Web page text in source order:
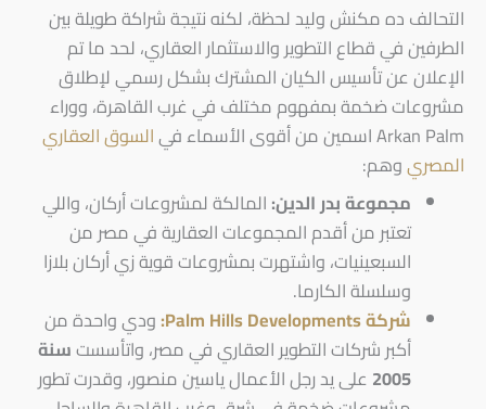
التحالف ده مكنش وليد لحظة، لكنه نتيجة شراكة طويلة بين
الطرفين في قطاع التطوير والاستثمار العقاري، لحد ما تم
الإعلان عن تأسيس الكيان المشترك بشكل رسمي لإطلاق
مشروعات ضخمة بمفهوم مختلف في غرب القاهرة، ووراء
Arkan Palm اسمين من أقوى الأسماء في
السوق العقاري
المصريوهم:
مجموعة بدر الدين: المالكة لمشروعات أركان، واللي
تعتبر من أقدم المجموعات العقارية في مصر من
السبعينيات، واشتهرت بمشروعات قوية زي أركان بلازا
وسلسلة الكارما.
شركة Palm Hills Developments:
ودي واحدة من
أكبر شركات التطوير العقاري في مصر، واتأسستسنة
2005 على يد رجل الأعمال ياسين منصور، وقدرت تطور